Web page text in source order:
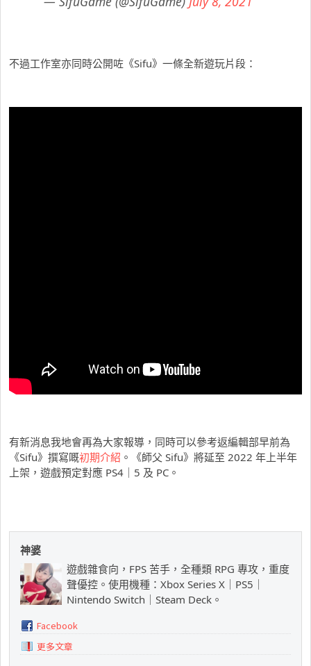
不過工作室亦同時公開咗《Sifu》一條全新遊玩片段：
有新消息我地會再為大家報導，同時可以參考返編輯部早前為
《Sifu》撰寫嘅初期介紹 。《師父 Sifu》將延至 2022 年上半年
上架，遊戲預定對應 PS4｜5 及 PC。
神婆
遊戲雜食向，FPS 苦手，全種類 RPG 專攻，重度
聲優控。使用機種：Xbox Series X｜PS5｜
Nintendo Switch｜Steam Deck。
Facebook
更多文章